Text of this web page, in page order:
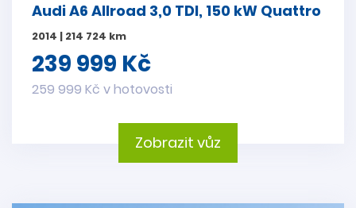
Audi A6 Allroad 3,0 TDI, 150 kW Quattro
2014 | 214 724 km
239 999 Kč
259 999 Kč v hotovosti
Zobrazit vůz